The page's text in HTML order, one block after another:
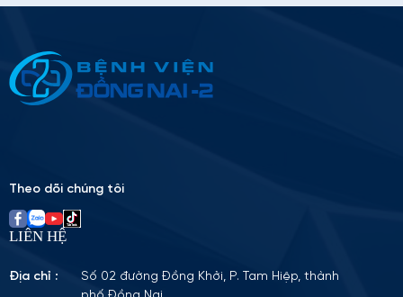
Please
Theo dõi chúng tôi
LIÊN HỆ
Địa chỉ :
Số 02 đường Đồng Khởi, P. Tam Hiệp, thành